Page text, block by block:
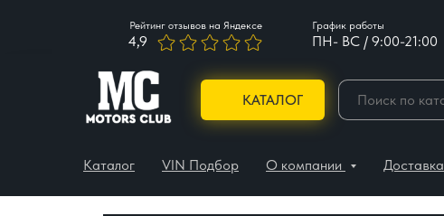
ПН- ВС / 9:00-21:00
Рейтинг отзывов на Яндексе График работы
4,9
КАТАЛОГ
Каталог VIN Подбор О компании Доставка